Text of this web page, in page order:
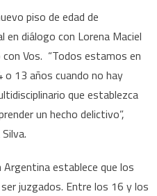
nuevo
piso
edad
piso de edad de
en diálogo con Lorena Maciel
Vos. “Todos estamos en
13 años cuando no hay
que establezca
un hecho delictivo”,
establece que los
juzgados. Entre los 16 y los